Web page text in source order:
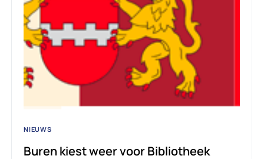
NIEUWS
Buren kiest weer voor Bibliotheek